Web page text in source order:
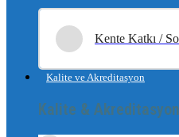
Kente Katkı /
Kalite ve Akreditasyon
Kalite & Akreditasyon